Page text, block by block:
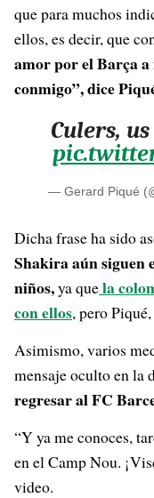
que para muchos
ellos, es decir, que
amor por el Barça
conmigo”, dice
Culers,
— Gerard Piqué
Dicha frase ha sido
Shakira aún siguen
niños,ya quela
con ellos, pero
Asimismo, varios
mensaje oculto en la
regresar al FC
“Y ya me conoces,
en el Camp Nou.
video.